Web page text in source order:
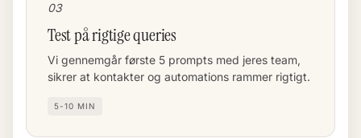
03
Test på rigtige queries
Vi gennemgår første 5 prompts med jeres team,
sikrer at kontakter og automations rammer rigtigt.
5-10 MIN